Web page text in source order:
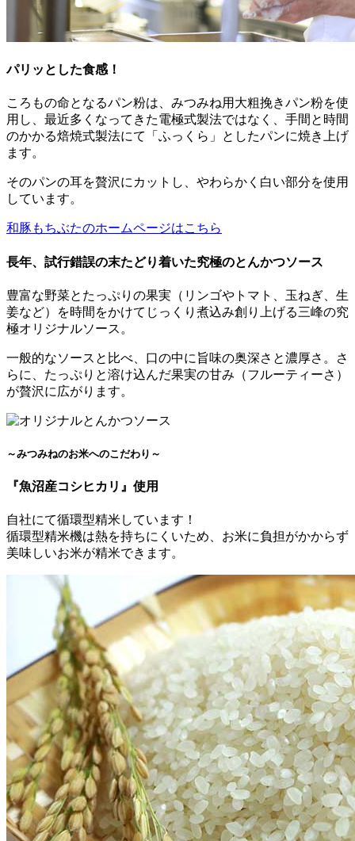
パリッとした食感！
ころもの命となるパン粉は、みつみね用大粗挽きパン粉を使
用し、最近多くなってきた電極式製法ではなく、手間と時間
のかかる焙焼式製法にて「ふっくら」としたパンに焼き上げ
ます。
そのパンの耳を贅沢にカットし、やわらかく白い部分を使用
しています。
和豚もちぶたのホームページはこちら
長年、試行錯誤の末たどり着いた究極のとんかつソース
豊富な野菜とたっぷりの果実（リンゴやトマト、玉ねぎ、生
姜など）を時間をかけてじっくり煮込み創り上げる三峰の究
極オリジナルソース。
一般的なソースと比べ、口の中に旨味の奥深さと濃厚さ。さ
らに、たっぷりと溶け込んだ果実の甘み（フルーティーさ）
が贅沢に広がります。
～みつみねのお米へのこだわり～
『魚沼産コシヒカリ』使用
自社にて循環型精米しています！
循環型精米機は熱を持ちにくいため、お米に負担がかからず
美味しいお米が精米できます。